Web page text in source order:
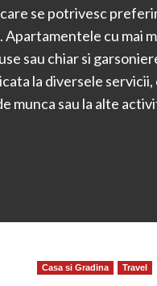
se potrivesc
cu mai
sau chiar si
la diversele servicii,
munca sau la alte
sănătoasă
Casa si Gradina Travel